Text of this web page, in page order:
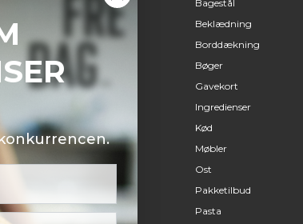
Bagestål
Beklædning
Borddækning
Bøger
Gavekort
Ingredienser
Kød
Møbler
Ost
Pakketilbud
Pasta